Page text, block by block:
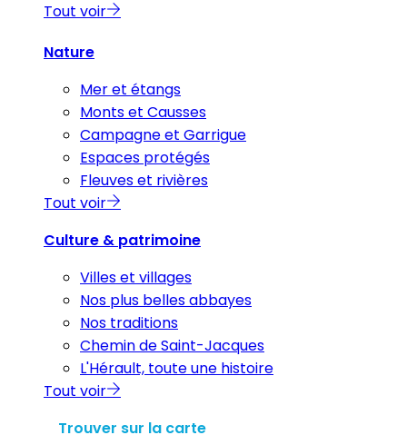
Tout voir
Nature
Mer et étangs
Monts et Causses
Campagne et Garrigue
Espaces protégés
Fleuves et rivières
Tout voir
Culture & patrimoine
Villes et villages
Nos plus belles abbayes
Nos traditions
Chemin de Saint-Jacques
L'Hérault, toute une histoire
Tout voir
Trouver sur la carte